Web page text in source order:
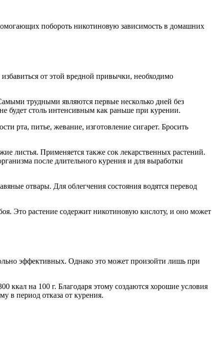
побороть никотиновую зависимость в домашних
от этой вредной привычки, необходимо
трудными являются первые несколько дней без
будет столь интенсивным как раньше при курении.
рта, питье, жевание, изготовление сигарет. Бросить
листья. Применяется также сок лекарственных растений.
после длительного курения и для выработки
отвары. Для облегчения состояния водятся перевод
Это растение содержит никотиновую кислоту, и оно может
эффективных. Однако это может произойти лишь при
ккал на 100 г. Благодаря этому создаются хорошие условия
в период отказа от курения.